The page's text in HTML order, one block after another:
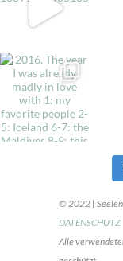
© 2022 |
DATENSCHUTZ
Alle